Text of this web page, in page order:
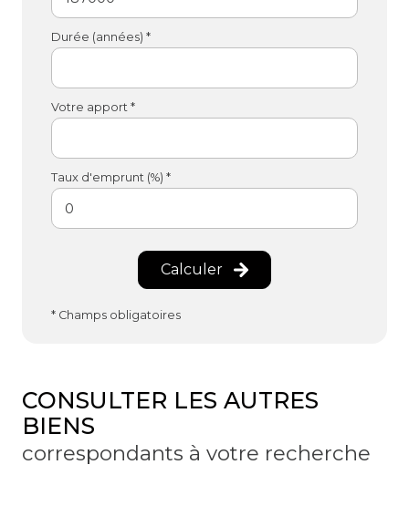
Durée (années) *
Votre apport *
Taux d'emprunt (%) *
Calculer
* Champs obligatoires
CONSULTER LES AUTRES
BIENS
correspondants à votre recherche